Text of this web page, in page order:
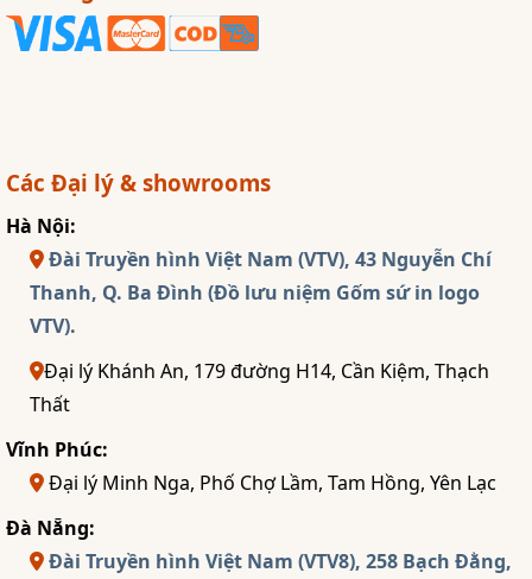
Các Đại lý & showrooms
Hà Nội:
Đài Truyền hình Việt Nam (VTV), 43 Nguyễn Chí
Thanh, Q. Ba Đình (Đồ lưu niệm Gốm sứ in logo
VTV).
Đại lý Khánh An, 179 đường H14, Cần Kiệm, Thạch
Thất
Vĩnh Phúc:
Đại lý Minh Nga, Phố Chợ Lầm, Tam Hồng, Yên Lạc
Đà Nẵng:
Đài Truyền hình Việt Nam (VTV8), 258 Bạch Đằng,